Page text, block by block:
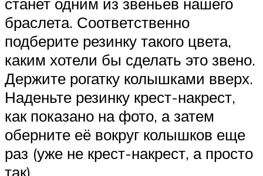
браслета. Соответственно
подберите резинку такого цвета,
каким хотели бы сделать это звено.
Держите рогатку колышками вверх.
Наденьте резинку крест-накрест,
как показано на фото, а затем
оберните её вокруг колышков еще
раз (уже не крест-накрест, а просто
так).